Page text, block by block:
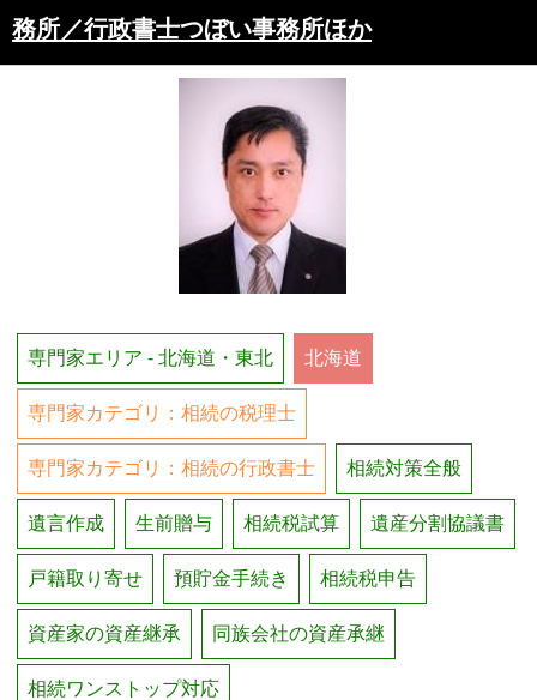
務所／行政書士つぼい事務所ほか
専門家エリア - 北海道・東北 北海道
専門家カテゴリ：相続の税理士
専門家カテゴリ：相続の行政書士 相続対策全般
遺言作成 生前贈与 相続税試算 遺産分割協議書
戸籍取り寄せ 預貯金手続き 相続税申告
資産家の資産継承 同族会社の資産承継
相続ワンストップ対応